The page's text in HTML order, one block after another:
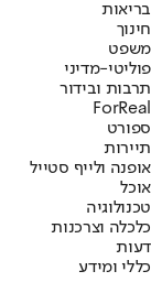
בריאות
חינוך
משפט
פוליטי-מדיני
תרבות ובידור
ForReal
ספורט
תיירות
אופנה ולייף סטייל
אוכל
טכנולוגיה
כלכלה וצרכנות
דעות
כללי ומידע